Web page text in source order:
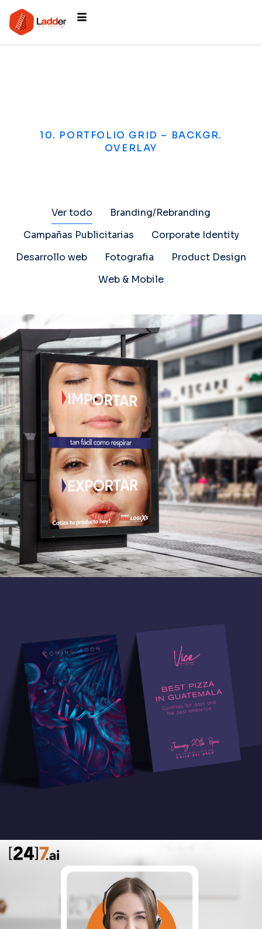
10. PORTFOLIO GRID – BACKGR.
OVERLAY
Ver todo
Branding/Rebranding
Campañas Publicitarias
Corporate Identity
Desarrollo web
Fotografia
Product Design
Web & Mobile